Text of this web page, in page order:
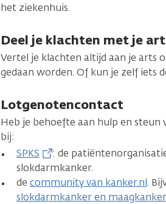
het ziekenhuis.
Deel je klachten met je
Vertel je klachten altijd aan je arts
gedaan worden. Of kun je zelf iets
Lotgenotencontact
Heb je behoefte aan hulp en
bij:
SPKS
: de
slokdarmkanker.
de community van kanker.nl.
slokdarmkanker en maagkanker